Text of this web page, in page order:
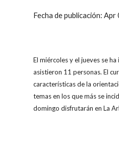
Fecha de publicación:
El miércoles y el jueves se
asistieron 11 personas. El
características de la
temas en los que más se
domingo disfrutarán en La